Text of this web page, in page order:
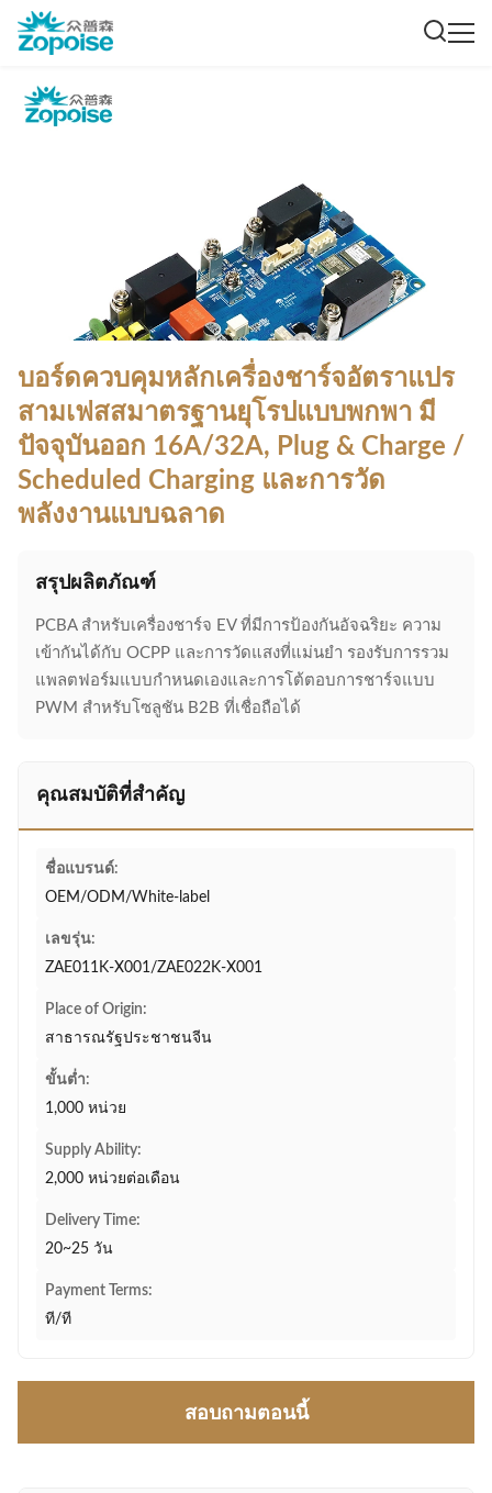
บอร์ดควบคุมหลักเครื่องชาร์จอัตราแปร
สามเฟสสมาตรฐานยุโรปแบบพกพา มี
ปัจจุบันออก 16A/32A, Plug & Charge /
Scheduled Charging และการวัด
พลังงานแบบฉลาด
สรุปผลิตภัณฑ์
PCBA สำหรับเครื่องชาร์จ EV ที่มีการป้องกันอัจฉริยะ ความ
เข้ากันได้กับ OCPP และการวัดแสงที่แม่นยำ รองรับการรวม
แพลตฟอร์มแบบกำหนดเองและการโต้ตอบการชาร์จแบบ
PWM สำหรับโซลูชัน B2B ที่เชื่อถือได้
คุณสมบัติที่สำคัญ
ชื่อแบรนด์:
OEM/ODM/White-label
เลขรุ่น:
ZAE011K-X001/ZAE022K-X001
Place of Origin:
สาธารณรัฐประชาชนจีน
ขั้นต่ำ:
1,000 หน่วย
Supply Ability:
2,000 หน่วยต่อเดือน
Delivery Time:
20~25 วัน
Payment Terms:
ที/ที
สอบถามตอนนี้